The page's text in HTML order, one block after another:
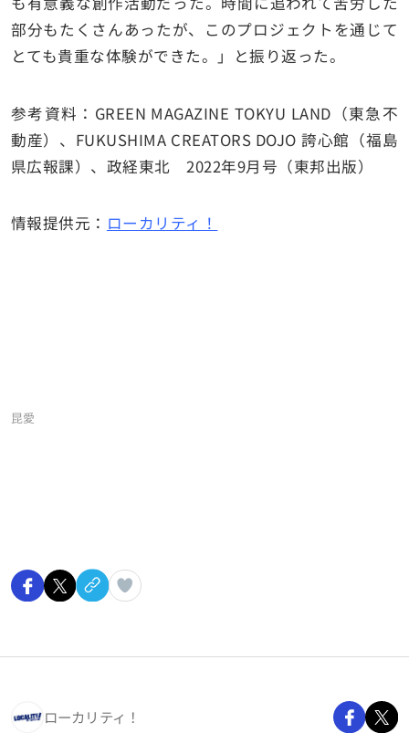
部分もたくさんあったが、このプロジェクトを通じて
とても貴重な体験ができた。」と振り返った。
参考資料：GREEN MAGAZINE TOKYU LAND（東急不
動産）、FUKUSHIMA CREATORS DOJO 誇⼼館（福島
県広報課）、政経東北 2022年9月号（東邦出版）
情報提供元： ローカリティ！
昆愛
ローカリティ！